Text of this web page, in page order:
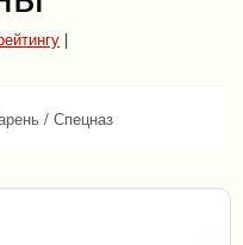
|
/ Спецназ